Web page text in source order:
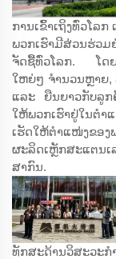
ການເຂົ້າເຖິງທົ່ວໂລ
ພວກເຮົາມີສ່ວນຮ່ວມ
ຈັດຊື້ທົ່ວໂລກ. ໂດຍ
ໃຫຍ່ໆ ຈຳນວນຫຼາຍ,
ແລະ ຍືນຍາວກັບລູກ
ໃຫ້ພວກເຮົາຢູ່ໃນຕ
ເຮັດໃຫ້ຕຳແໜ່ງຂອງ
ຜະລິດເຫຼັກສະແຕນ
ສາກົນ.
ທັກສະດ້ານວິສະວະກ